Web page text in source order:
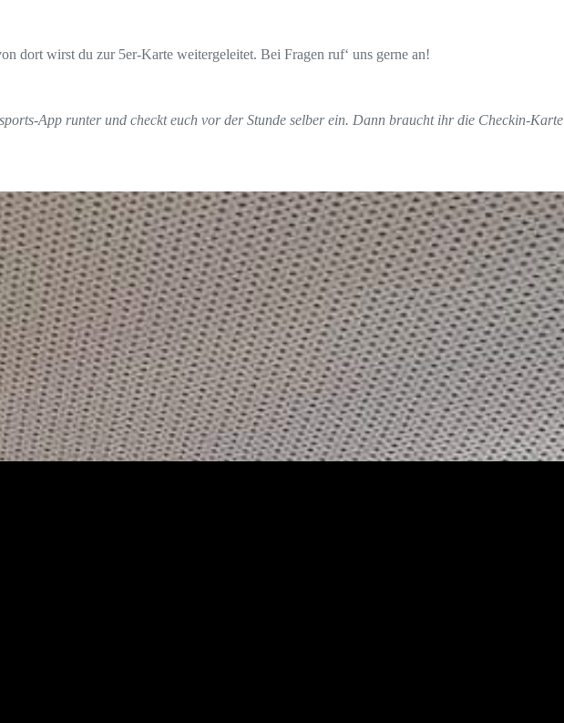
dort wirst du zur 5er-Karte weitergeleitet. Bei Fragen ruf‘ uns gerne an!
App runter und checkt euch vor der Stunde selber ein. Dann braucht ihr die Checkin-Karte